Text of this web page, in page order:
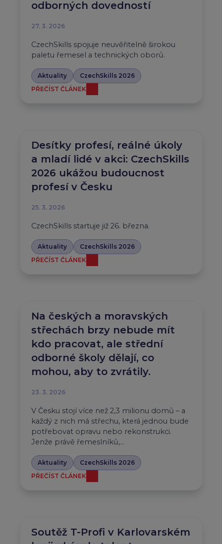
odborných dovedností
27. 3. 2026
CzechSkills spojuje neuvěřitelně širokou
paletu řemesel a technických oborů.
Aktuality
CzechSkills 2026
PŘEČÍST ČLÁNEK
Desítky profesí, reálné úkoly
a mladí lidé v akci: CzechSkills
2026 ukážou budoucnost
profesí v Česku
25. 3. 2026
CzechSkills startuje již 26. března.
Aktuality
CzechSkills 2026
PŘEČÍST ČLÁNEK
Na českých a moravských
střechách brzy nebude mít
kdo pracovat, ale střední
odborné školy dělají, co
mohou, aby to zvrátily.
23. 3. 2026
V Česku stojí více než 2,3 milionu domů – a
každý z nich má střechu, která jednou bude
potřebovat opravu nebo rekonstrukci.
Jenže právě řemeslníků,…
Aktuality
CzechSkills 2026
PŘEČÍST ČLÁNEK
Soutěž T-Profi v Karlovarském